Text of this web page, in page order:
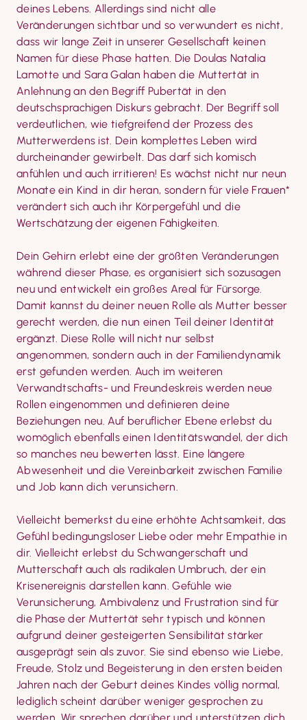
deines Lebens. Allerdings sind nicht alle
Veränderungen sichtbar und so verwundert es nicht,
dass wir lange Zeit in unserer Gesellschaft keinen
Namen für diese Phase hatten. Die Doulas Natalia
Lamotte und Sara Galan haben die Muttertät in
Anlehnung an den Begriff Pubertät in den
deutschsprachigen Diskurs gebracht. Der Begriff soll
verdeutlichen, wie tiefgreifend der Prozess des
Mutterwerdens ist. Dein komplettes Leben wird
durcheinander gewirbelt. Das darf sich komisch
anfühlen und auch irritieren! Es wächst nicht nur neun
Monate ein Kind in dir heran, sondern für viele Frauen*
verändert sich auch ihr Körpergefühl und die
Wertschätzung der eigenen Fähigkeiten.
Dein Gehirn erlebt eine der größten Verän­derungen
während dieser Phase, es organisiert sich sozusagen
neu und entwickelt ein großes Areal für Fürsorge.
Damit kannst du deiner neuen Rolle als Mutter besser
gerecht werden, die nun einen Teil deiner Identität
ergänzt. Diese Rolle will nicht nur selbst
angenommen, sondern auch in der Familiendynamik
erst gefunden werden. Auch im weiteren
Verwandtschafts- und Freundeskreis werden neue
Rollen eingenommen und definieren deine
Beziehungen neu. Auf beruflicher Ebene erlebst du
womöglich ebenfalls einen Identitäts­wandel, der dich
so manches neu bewerten lässt. Eine längere
Abwesenheit und die Vereinbarkeit zwischen Familie
und Job kann dich verunsichern.
Vielleicht bemerkst du eine erhöhte Achtsamkeit, das
Gefühl bedingungsloser Liebe oder mehr Empathie in
dir. Vielleicht erlebst du Schwanger­schaft und
Mutterschaft auch als radikalen Umbruch, der ein
Krisenereignis darstellen kann. Gefühle wie
Verunsicherung, Ambivalenz und Frustration sind für
die Phase der Muttertät sehr typisch und können
aufgrund deiner gesteigerten Sensibilität stärker
ausgeprägt sein als zuvor. Sie sind ebenso wie Liebe,
Freude, Stolz und Begeisterung in den ersten beiden
Jahren nach der Geburt deines Kindes völlig normal,
lediglich scheint darüber weniger gesprochen zu